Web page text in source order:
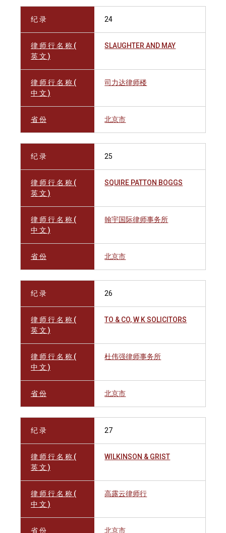
纪 录 24
律 师 行 名 称 (
英 文 )
SLAUGHTER AND MAY
律 师 行 名 称 (
中 文 )
司力达律师楼
省 份 北京市
纪 录 25
律 师 行 名 称 (
英 文 )
SQUIRE PATTON BOGGS
律 师 行 名 称 (
中 文 )
翰宇国际律师事务所
省 份 北京市
纪 录 26
律 师 行 名 称 (
英 文 )
TO & CO, W K SOLICITORS
律 师 行 名 称 (
中 文 )
杜伟强律师事务所
省 份 北京市
纪 录 27
律 师 行 名 称 (
英 文 )
WILKINSON & GRIST
律 师 行 名 称 (
中 文 )
高露云律师行
省 份 北京市